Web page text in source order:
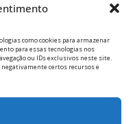
como cookies para armazenar
para essas tecnologias nos
ou IDs exclusivos neste site.
certos recursos e